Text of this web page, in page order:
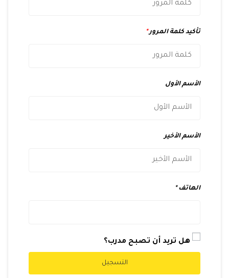
تأكيد كلمة المرور*
الأسم الأول
الأسم الأخير
الهاتف
هل تريد أن تصبح مدرب؟
التسجيل